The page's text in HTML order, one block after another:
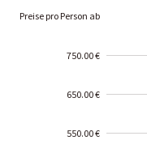
Preise pro Person ab
750.00 €
650.00 €
550.00 €